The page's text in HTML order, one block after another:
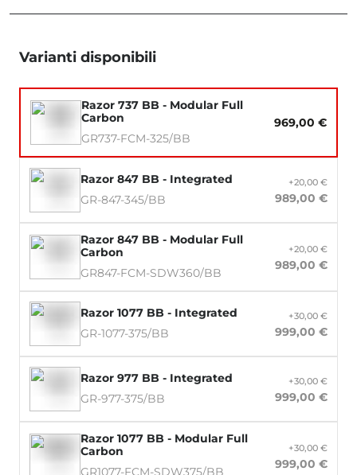
Varianti disponibili
Razor 737 BB - Modular Full
Carbon
GR737-FCM-325/BB
969,00 €
Razor 847 BB - Integrated
GR-847-345/BB
+20,00 €
989,00 €
Razor 847 BB - Modular Full
Carbon
GR847-FCM-SDW360/BB
+20,00 €
989,00 €
Razor 1077 BB - Integrated
GR-1077-375/BB
+30,00 €
999,00 €
Razor 977 BB - Integrated
GR-977-375/BB
+30,00 €
999,00 €
Razor 1077 BB - Modular Full
Carbon
GR1077-FCM-SDW375/BB
+30,00 €
999,00 €